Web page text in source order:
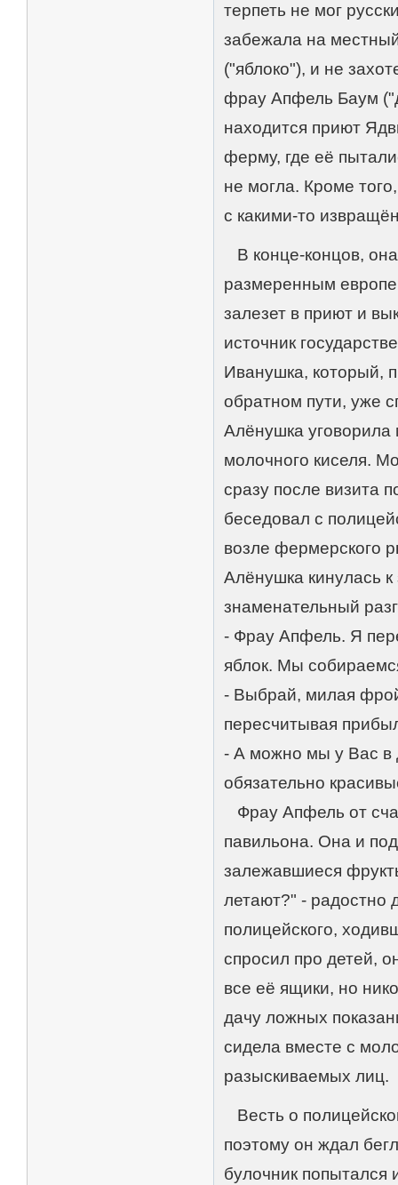
терпеть не мог
забежала на
("яблоко"), и не
фрау Апфель Баум
находится приют
ферму, где её
не могла. Кроме
с какими-то
В конце-концов,
размеренным
залезет в приют и
источник
Иванушка, который,
обратном пути, уже
Алёнушка уговорила
молочного киселя.
сразу после визита
беседовал с
возле фермерского
Алёнушка кинулась
знаменательный
- Фрау Апфель. Я
яблок. Мы
- Выбрай, милая
пересчитывая
- А можно мы у Вас в
обязательно
Фрау Апфель от
павильона. Она и
залежавшиеся
летают?" - радостно
полицейского,
спросил про детей,
все её ящики, но
дачу ложных
сидела вместе с
разыскиваемых лиц.
Весть о
поэтому он ждал
булочник попытался